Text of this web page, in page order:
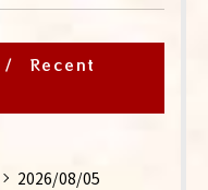
Recent
2026/08/05